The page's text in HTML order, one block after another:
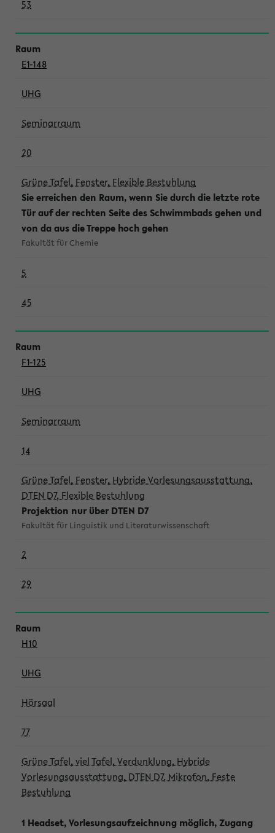
53
E1-148
UHG
Seminarraum
20
Grüne Tafel, Fenster, Flexible Bestuhlung
Sie erreichen den Raum, wenn Sie durch die letzte rote
Tür auf der rechten Seite des Schwimmbads gehen und
von da aus die Treppe hoch gehen
Fakultät für Chemie
5
45
F1-125
UHG
Seminarraum
14
Grüne Tafel, Fenster, Hybride Vorlesungsausstattung,
DTEN D7, Flexible Bestuhlung
Projektion nur über DTEN D7
Fakultät für Linguistik und Literaturwissenschaft
2
29
H10
UHG
Hörsaal
77
Grüne Tafel, viel Tafel, Verdunklung, Hybride
Vorlesungsausstattung, DTEN D7, Mikrofon, Feste
Bestuhlung
1 Headset, Vorlesungsaufzeichnung möglich, Zugang